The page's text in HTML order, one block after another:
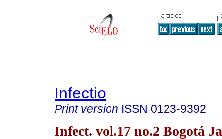
Infectio
Print version ISSN 0123-9392
Infect. vol.17 no.2 Bogotá